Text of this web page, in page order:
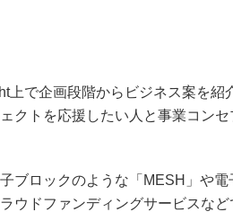
で企画段階からビジネス案を紹
クトを応援したい人と事業コン
ブロックのような「MESH」や電
ウドファンディングサービスな